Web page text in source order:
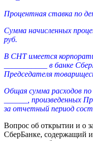
Процентная ставка по
Сумма начисленных
руб.
В СНТ имеется
___________ в банке
Председателя
Общая сумма расходов
______, произведенных
за отчетный период
Вопрос об открытии и о
СберБанке, содержащий